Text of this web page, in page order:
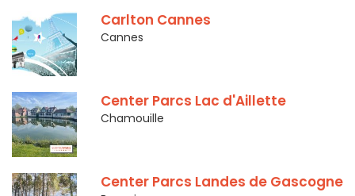
Carlton Cannes
Cannes
Center Parcs Lac d'Aillette
Chamouille
Center Parcs Landes de Gascogne